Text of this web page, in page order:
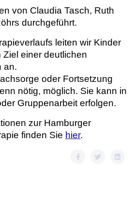
von Claudia Tasch, Ruth
durchgeführt.
leiten wir Kinder
Ziel einer deutlichen
an.
oder Fortsetzung
nötig, möglich. Sie kann in
Gruppenarbeit erfolgen.
zur Hamburger
finden Sie hier.